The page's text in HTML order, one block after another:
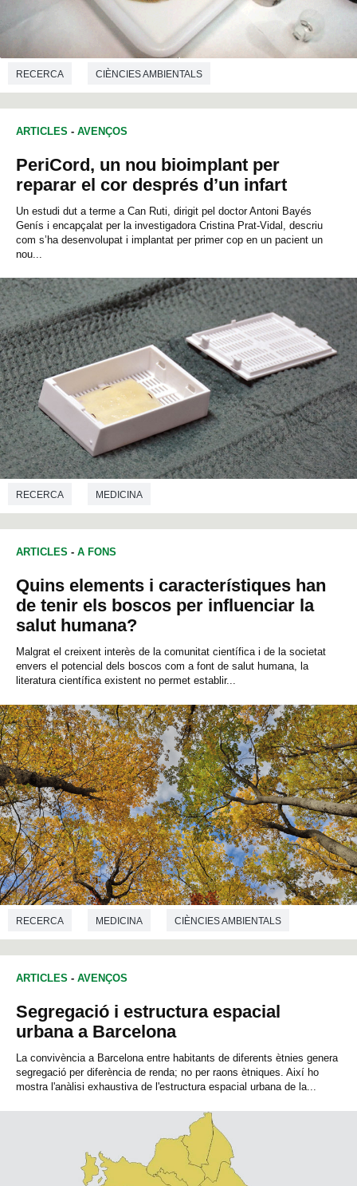
RECERCA CIÈNCIES AMBIENTALS
ARTICLES - AVENÇOS
PeriCord, un nou bioimplant per
reparar el cor després d’un infart
Un estudi dut a terme a Can Ruti, dirigit pel doctor Antoni Bayés
Genís i encapçalat per la investigadora Cristina Prat-Vidal, descriu
com s’ha desenvolupat i implantat per primer cop en un pacient un
nou...
RECERCA MEDICINA
ARTICLES - A FONS
Quins elements i característiques han
de tenir els boscos per influenciar la
salut humana?
Malgrat el creixent interès de la comunitat científica i de la societat
envers el potencial dels boscos com a font de salut humana, la
literatura científica existent no permet establir...
RECERCA MEDICINA CIÈNCIES AMBIENTALS
GEOGRAFIA
ARTICLES - AVENÇOS
Segregació i estructura espacial
urbana a Barcelona
La convivència a Barcelona entre habitants de diferents ètnies genera
segregació per diferència de renda; no per raons ètniques. Així ho
mostra l'anàlisi exhaustiva de l'estructura espacial urbana de la...